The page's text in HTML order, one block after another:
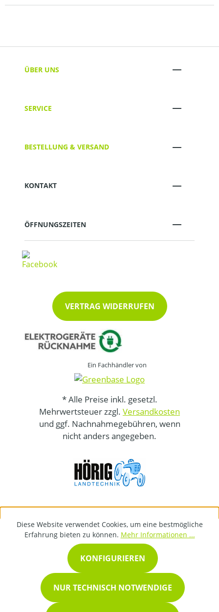
ÜBER UNS
SERVICE
BESTELLUNG & VERSAND
KONTAKT
ÖFFNUNGSZEITEN
VERTRAG WIDERRUFEN
Ein Fachhändler von
* Alle Preise inkl. gesetzl.
Mehrwertsteuer zzgl. Versandkosten
und ggf. Nachnahmegebühren, wenn
nicht anders angegeben.
Diese Website verwendet Cookies, um eine bestmögliche
Erfahrung bieten zu können. Mehr Informationen ...
NUR TECHNISCH NOTWENDIGE
KONFIGURIEREN